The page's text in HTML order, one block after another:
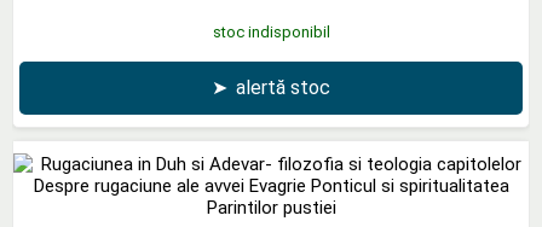
stoc indisponibil
➤ alertă stoc